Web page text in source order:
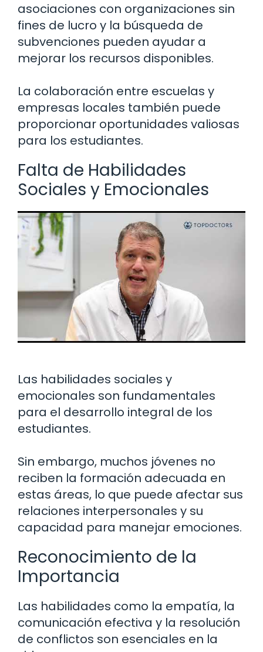
asociaciones con organizaciones sin
fines de lucro y la búsqueda de
subvenciones pueden ayudar a
mejorar los recursos disponibles.
La colaboración entre escuelas y
empresas locales también puede
proporcionar oportunidades valiosas
para los estudiantes.
Falta de Habilidades
Sociales y Emocionales
Las habilidades sociales y
emocionales son fundamentales
para el desarrollo integral de los
estudiantes.
Sin embargo, muchos jóvenes no
reciben la formación adecuada en
estas áreas, lo que puede afectar sus
relaciones interpersonales y su
capacidad para manejar emociones.
Reconocimiento de la
Importancia
Las habilidades como la empatía, la
comunicación efectiva y la resolución
de conflictos son esenciales en la